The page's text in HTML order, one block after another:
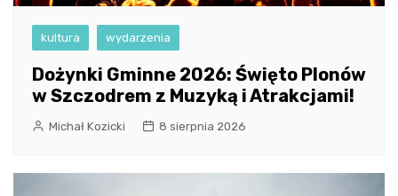
kultura wydarzenia
Dożynki Gminne 2026: Święto Plonów
w Szczodrem z Muzyką i Atrakcjami!
Michał Kozicki 8 sierpnia 2026